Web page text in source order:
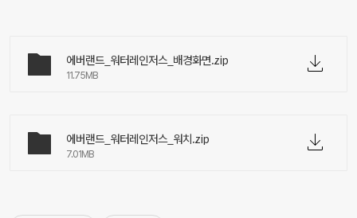
에버랜드_워터레인저스_배경화면.zip
11.75MB
에버랜드_워터레인저스_워치.zip
7.01MB